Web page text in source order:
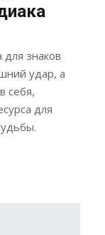
знаков
удар, а
себя,
для